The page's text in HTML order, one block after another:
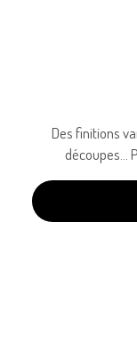
Des finitions
découpes…